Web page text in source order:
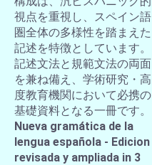
視点を重視し、スペイン語
圏全体の多様性を踏まえた
記述を特徴としています。
記述文法と規範文法の両面
を兼ね備え、学術研究・高
度教育機関において必携の
基礎資料となる一冊です。
Nueva gramática de la
lengua española - Edicion
revisada y ampliada in 3